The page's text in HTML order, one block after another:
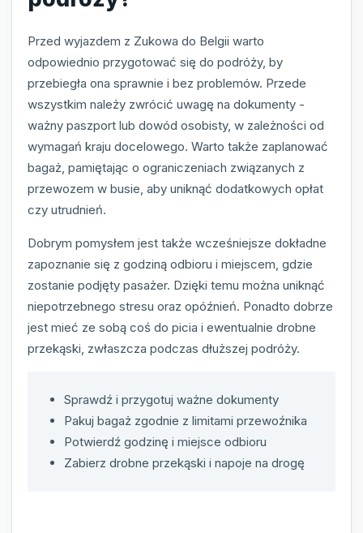
Przed wyjazdem z Zukowa do Belgii warto
odpowiednio przygotować się do podróży, by
przebiegła ona sprawnie i bez problemów. Przede
wszystkim należy zwrócić uwagę na dokumenty -
ważny paszport lub dowód osobisty, w zależności od
wymagań kraju docelowego. Warto także zaplanować
bagaż, pamiętając o ograniczeniach związanych z
przewozem w busie, aby uniknąć dodatkowych opłat
czy utrudnień.
Dobrym pomysłem jest także wcześniejsze dokładne
zapoznanie się z godziną odbioru i miejscem, gdzie
zostanie podjęty pasażer. Dzięki temu można uniknąć
niepotrzebnego stresu oraz opóźnień. Ponadto dobrze
jest mieć ze sobą coś do picia i ewentualnie drobne
przekąski, zwłaszcza podczas dłuższej podróży.
Sprawdź i przygotuj ważne dokumenty
Pakuj bagaż zgodnie z limitami przewoźnika
Potwierdź godzinę i miejsce odbioru
Zabierz drobne przekąski i napoje na drogę